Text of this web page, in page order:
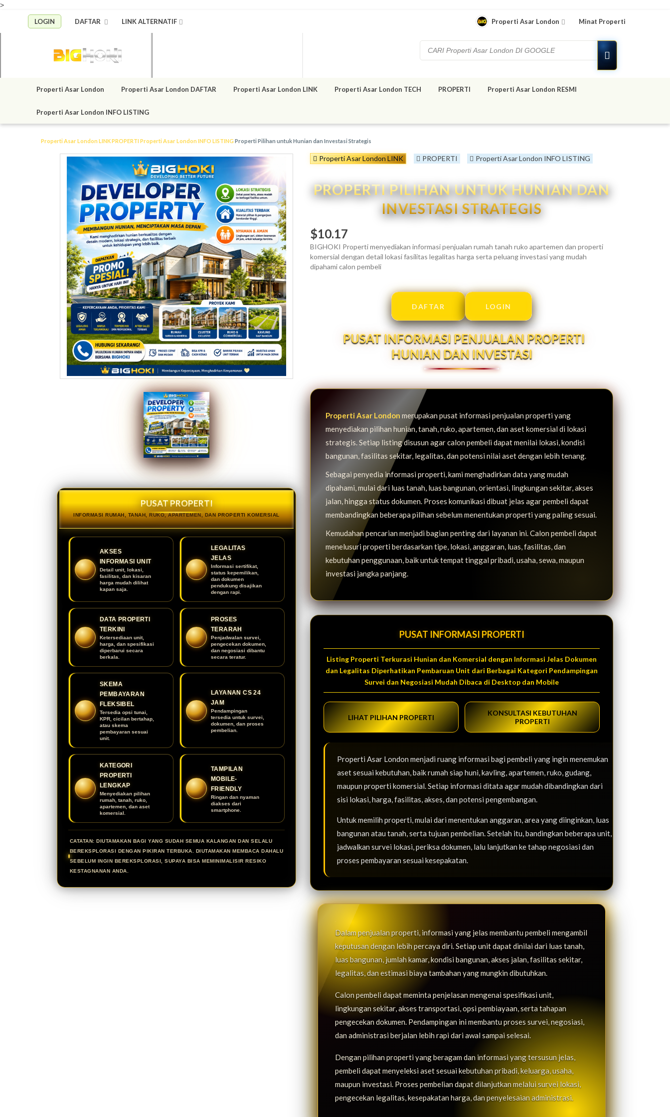
>
LOGIN DAFTAR LINK ALTERNATIF Properti Asar London Minat Properti
Properti Asar London Properti Asar London DAFTAR Properti Asar London LINK Properti Asar London TECH PROPERTI Properti Asar London RESMI
Properti Asar London INFO LISTING
Properti Asar London LINKPROPERTI Properti Asar London INFO LISTING Properti Pilihan untuk Hunian dan Investasi Strategis
PUSAT PROPERTI
INFORMASI RUMAH, TANAH, RUKO, APARTEMEN, DAN PROPERTI KOMERSIAL
AKSES
INFORMASI UNIT
Detail unit, lokasi,
fasilitas, dan kisaran
harga mudah dilihat
kapan saja.
LEGALITAS
JELAS
Informasi sertifikat,
status kepemilikan,
dan dokumen
pendukung disajikan
dengan rapi.
DATA PROPERTI
TERKINI
Ketersediaan unit,
harga, dan spesifikasi
diperbarui secara
berkala.
PROSES
TERARAH
Penjadwalan survei,
pengecekan dokumen,
dan negosiasi dibantu
secara teratur.
SKEMA
PEMBAYARAN
FLEKSIBEL
Tersedia opsi tunai,
KPR, cicilan bertahap,
atau skema
pembayaran sesuai
unit.
LAYANAN CS 24
JAM
Pendampingan
tersedia untuk survei,
dokumen, dan proses
pembelian.
KATEGORI
PROPERTI
LENGKAP
Menyediakan pilihan
rumah, tanah, ruko,
apartemen, dan aset
komersial.
TAMPILAN
MOBILE-
FRIENDLY
Ringan dan nyaman
diakses dari
smartphone.
CATATAN: DIUTAMAKAN BAGI YANG SUDAH SEMUA KALANGAN DAN SELALU
BEREKSPLORASI DENGAN PIKIRAN TERBUKA. DIUTAMAKAN MEMBACA DAHALU
SEBELUM INGIN BEREKSPLORASI, SUPAYA BISA MEMINIMALISIR RESIKO
KESTAGNANAN ANDA.
Properti Asar London LINK PROPERTI Properti Asar London INFO LISTING
PROPERTI PILIHAN UNTUK HUNIAN DAN
INVESTASI STRATEGIS
$10.17
BIGHOKI Properti menyediakan informasi penjualan rumah tanah ruko apartemen dan properti
komersial dengan detail lokasi fasilitas legalitas harga serta peluang investasi yang mudah
dipahami calon pembeli
DAFTAR LOGIN
PUSAT INFORMASI PENJUALAN PROPERTI
HUNIAN DAN INVESTASI
Properti Asar London merupakan pusat informasi penjualan properti yang
menyediakan pilihan hunian, tanah, ruko, apartemen, dan aset komersial di lokasi
strategis. Setiap listing disusun agar calon pembeli dapat menilai lokasi, kondisi
bangunan, fasilitas sekitar, legalitas, dan potensi nilai aset dengan lebih tenang.
Sebagai penyedia informasi properti, kami menghadirkan data yang mudah
dipahami, mulai dari luas tanah, luas bangunan, orientasi, lingkungan sekitar, akses
jalan, hingga status dokumen. Proses komunikasi dibuat jelas agar pembeli dapat
membandingkan beberapa pilihan sebelum menentukan properti yang paling sesuai.
Kemudahan pencarian menjadi bagian penting dari layanan ini. Calon pembeli dapat
menelusuri properti berdasarkan tipe, lokasi, anggaran, luas, fasilitas, dan
kebutuhan penggunaan, baik untuk tempat tinggal pribadi, usaha, sewa, maupun
investasi jangka panjang.
PUSAT INFORMASI PROPERTI
Listing Properti Terkurasi Hunian dan Komersial dengan Informasi Jelas Dokumen
dan Legalitas Diperhatikan Pembaruan Unit dari Berbagai Kategori Pendampingan
Survei dan Negosiasi Mudah Dibaca di Desktop dan Mobile
LIHAT PILIHAN PROPERTI
KONSULTASI KEBUTUHAN
PROPERTI
Properti Asar London menjadi ruang informasi bagi pembeli yang ingin menemukan
aset sesuai kebutuhan, baik rumah siap huni, kavling, apartemen, ruko, gudang,
maupun properti komersial. Setiap informasi ditata agar mudah dibandingkan dari
sisi lokasi, harga, fasilitas, akses, dan potensi pengembangan.
Untuk memilih properti, mulai dari menentukan anggaran, area yang diinginkan, luas
bangunan atau tanah, serta tujuan pembelian. Setelah itu, bandingkan beberapa unit,
jadwalkan survei lokasi, periksa dokumen, lalu lanjutkan ke tahap negosiasi dan
proses pembayaran sesuai kesepakatan.
Dalam penjualan properti, informasi yang jelas membantu pembeli mengambil
keputusan dengan lebih percaya diri. Setiap unit dapat dinilai dari luas tanah,
luas bangunan, jumlah kamar, kondisi bangunan, akses jalan, fasilitas sekitar,
legalitas, dan estimasi biaya tambahan yang mungkin dibutuhkan.
Calon pembeli dapat meminta penjelasan mengenai spesifikasi unit,
lingkungan sekitar, akses transportasi, opsi pembiayaan, serta tahapan
pengecekan dokumen. Pendampingan ini membantu proses survei, negosiasi,
dan administrasi berjalan lebih rapi dari awal sampai selesai.
Dengan pilihan properti yang beragam dan informasi yang tersusun jelas,
pembeli dapat menyeleksi aset sesuai kebutuhan pribadi, keluarga, usaha,
maupun investasi. Proses pembelian dapat dilanjutkan melalui survei lokasi,
pengecekan legalitas, kesepakatan harga, dan penyelesaian administrasi.